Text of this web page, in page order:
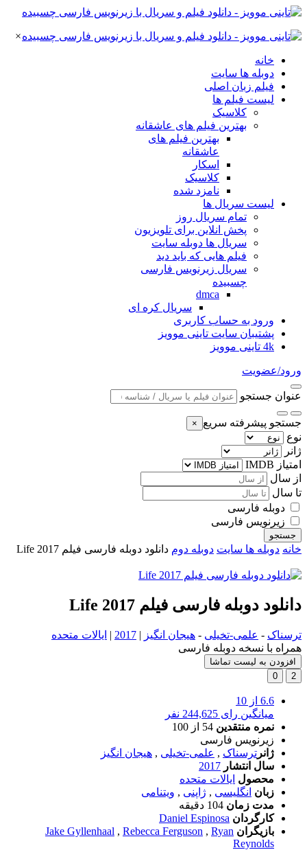
×
خانه
دوبله ها سایت
فیلم زبان اصلی
لیست فیلم ها
کلاسیک
بهترین فیلم های عاشقانه
بهترین فیلم های
عاشقانه
اسکار
کلاسیک
نامزد شده
لیست سریال ها
تمام سریال روز
پخش انلاین برای تلویزیون
سریال ها دوبله سایت
فیلم هایی که باید دید
سریال زیرنویس فارسی
چسبیده
dmca
سریال کره ای
ورود به حساب کاربری
پشتیبان سایت تاینی موویز
4k تاینی موویز
ورود/عضویت
عنوان جستجو
جستجو پیشرفته سریع ×
نوع
ژانر
امتیاز IMDB
از سال
تا سال
دوبله فارسی
زیرنویس فارسی
جستجو
خانه دوبله ها سایت دوبله دوم دانلود دوبله فارسی فیلم Life 2017
دانلود دوبله فارسی فیلم Life 2017
ترسناک - علمی-تخیلی - هیجان انگیز |
2017
| ایالات متحده
همراه با نسخه دوبله فارسی
افزودن به لیست تماشا
2
0
6.6 از 10
میانگین رای 244,625 نفر
نمره منتقدین 54 از 100
زیرنویس فارسی
ژانر ترسناک , علمی-تخیلی , هیجان انگیز
سال انتشار 2017
محصول ایالات متحده
زبان انگلیسی , ژاپنی , ویتنامی
مدت زمان 104 دقیقه
کارگردان Daniel Espinosa
بازیگران
Jake Gyllenhaal , Rebecca Ferguson , Ryan
Reynolds